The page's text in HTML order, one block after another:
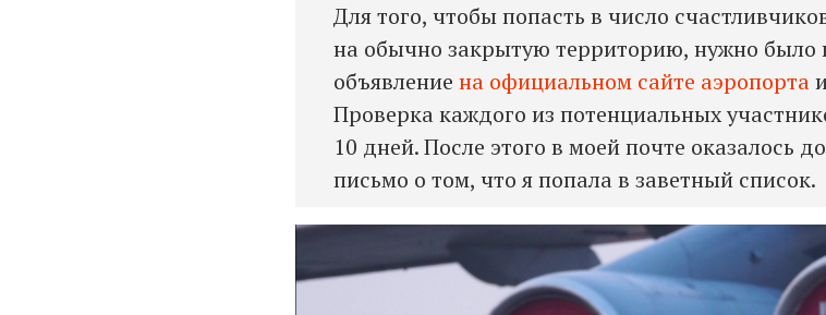
Для того, чтобы попасть в число
на обычно закрытую территорию, нужно было
объявлениена официальном сайте аэропорта
Проверка каждого из потенциальных
10 дней. После этого в моей почте оказалось
письмо о том, что я попала в заветный список.